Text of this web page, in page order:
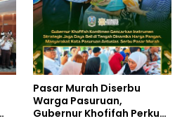
Pasar Murah Diserbu
Warga Pasuruan,
Gubernur Khofifah Perkuat